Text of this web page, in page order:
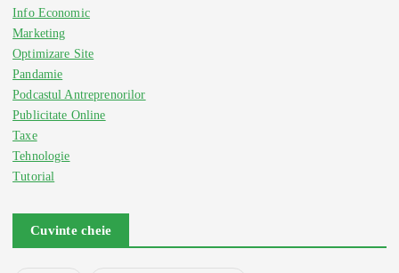
Info Economic
Marketing
Optimizare Site
Pandamie
Podcastul Antreprenorilor
Publicitate Online
Taxe
Tehnologie
Tutorial
Cuvinte cheie